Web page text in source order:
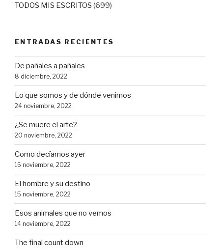
TODOS MIS ESCRITOS (699)
ENTRADAS RECIENTES
De pañales a pañales
8 diciembre, 2022
Lo que somos y de dónde venimos
24 noviembre, 2022
¿Se muere el arte?
20 noviembre, 2022
Como decíamos ayer
16 noviembre, 2022
El hombre y su destino
15 noviembre, 2022
Esos animales que no vemos
14 noviembre, 2022
The final count down